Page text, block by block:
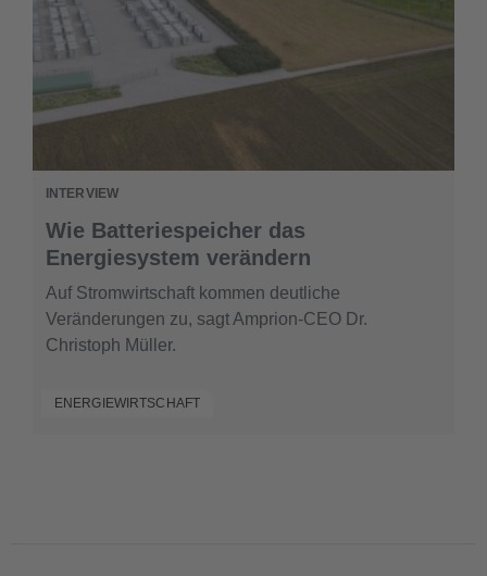
INTERVIEW
Wie Batteriespeicher das
Energiesystem verändern
Auf Stromwirtschaft kommen deutliche
Veränderungen zu, sagt Amprion-CEO Dr.
Christoph Müller.
ENERGIEWIRTSCHAFT